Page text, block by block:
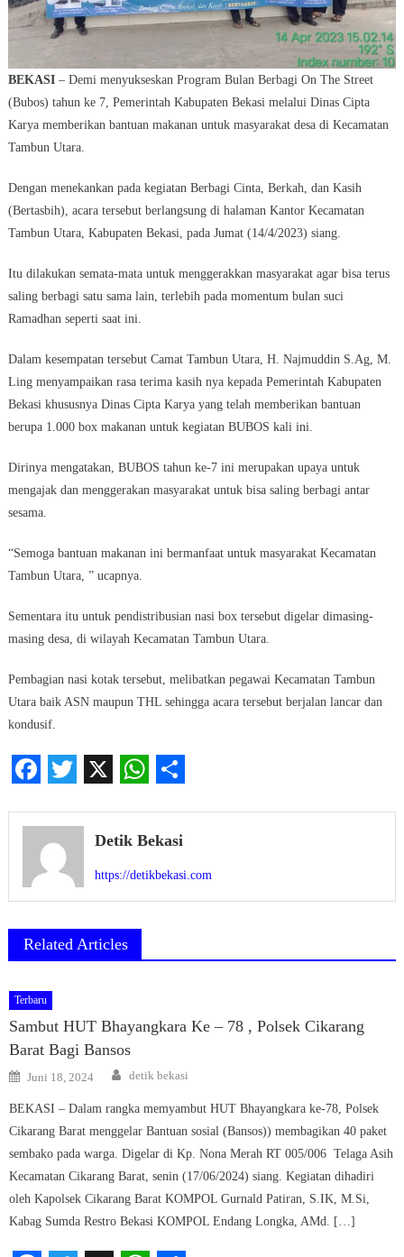
BEKASI– Demi menyukseskan Program Bulan Berbagi On The Street
(Bubos) tahun ke 7, Pemerintah Kabupaten Bekasi melalui Dinas Cipta
Karya memberikan bantuan makanan untuk masyarakat desa di Kecamatan
Tambun Utara.
Dengan menekankan pada kegiatan Berbagi Cinta, Berkah, dan Kasih
(Bertasbih), acara tersebut berlangsung di halaman Kantor Kecamatan
Tambun Utara, Kabupaten Bekasi, pada Jumat (14/4/2023) siang.
Itu dilakukan semata-mata untuk menggerakkan masyarakat agar bisa terus
saling berbagi satu sama lain, terlebih pada momentum bulan suci
Ramadhan seperti saat ini.
Dalam kesempatan tersebut Camat Tambun Utara, H. Najmuddin S.Ag, M.
Ling menyampaikan rasa terima kasih nya kepada Pemerintah Kabupaten
Bekasi khususnya Dinas Cipta Karya yang telah memberikan bantuan
berupa 1.000 box makanan untuk kegiatan BUBOS kali ini.
Dirinya mengatakan, BUBOS tahun ke-7 ini merupakan upaya untuk
mengajak dan menggerakan masyarakat untuk bisa saling berbagi antar
sesama.
“Semoga bantuan makanan ini bermanfaat untuk masyarakat Kecamatan
Tambun Utara, ” ucapnya.
Sementara itu untuk pendistribusian nasi box tersebut digelar dimasing-
masing desa, di wilayah Kecamatan Tambun Utara.
Pembagian nasi kotak tersebut, melibatkan pegawai Kecamatan Tambun
Utara baik ASN maupun THL sehingga acara tersebut berjalan lancar dan
kondusif.
Detik Bekasi
https://detikbekasi.com
Related Articles
Terbaru
Sambut HUT Bhayangkara Ke – 78 , Polsek Cikarang
Barat Bagi Bansos
Posted
on
Juni 18, 2024 Author
detik bekasi
BEKASI – Dalam rangka memyambut HUT Bhayangkara ke-78, Polsek
Cikarang Barat menggelar Bantuan sosial (Bansos)) membagikan 40 paket
sembako pada warga. Digelar di Kp. Nona Merah RT 005/006 Telaga Asih
Kecamatan Cikarang Barat, senin (17/06/2024) siang. Kegiatan dihadiri
oleh Kapolsek Cikarang Barat KOMPOL Gurnald Patiran, S.IK, M.Si,
Kabag Sumda Restro Bekasi KOMPOL Endang Longka, AMd. […]